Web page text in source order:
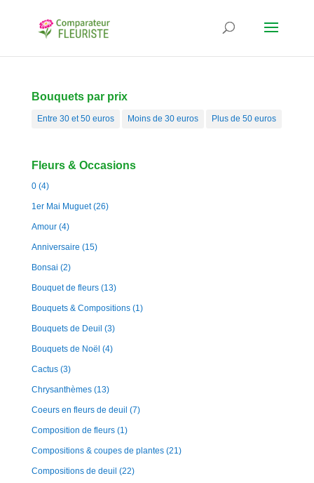
Bouquets par prix
Entre 30 et 50 euros Moins de 30 euros Plus de 50 euros
Fleurs & Occasions
0 (4)
1er Mai Muguet (26)
Amour (4)
Anniversaire (15)
Bonsai (2)
Bouquet de fleurs (13)
Bouquets & Compositions (1)
Bouquets de Deuil (3)
Bouquets de Noël (4)
Cactus (3)
Chrysanthèmes (13)
Coeurs en fleurs de deuil (7)
Composition de fleurs (1)
Compositions & coupes de plantes (21)
Compositions de deuil (22)